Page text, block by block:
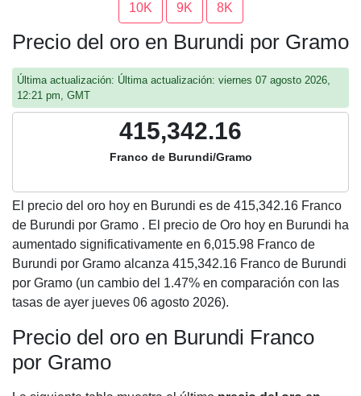
10K 9K 8K
Precio del oro en Burundi por Gramo
Última actualización: Última actualización: viernes 07 agosto 2026,
12:21 pm, GMT
415,342.16
Franco de Burundi/Gramo
El precio del oro hoy en Burundi es de 415,342.16 Franco
de Burundi por Gramo . El precio de Oro hoy en Burundi ha
aumentado significativamente en 6,015.98 Franco de
Burundi por Gramo alcanza 415,342.16 Franco de Burundi
por Gramo (un cambio del 1.47% en comparación con las
tasas de ayer jueves 06 agosto 2026).
Precio del oro en Burundi Franco
por Gramo